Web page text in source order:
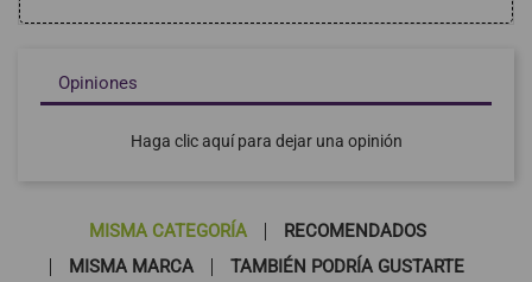
Opiniones
Haga clic aquí para dejar una opinión
MISMA CATEGORÍA
RECOMENDADOS
MISMA MARCA
TAMBIÉN PODRÍA GUSTARTE